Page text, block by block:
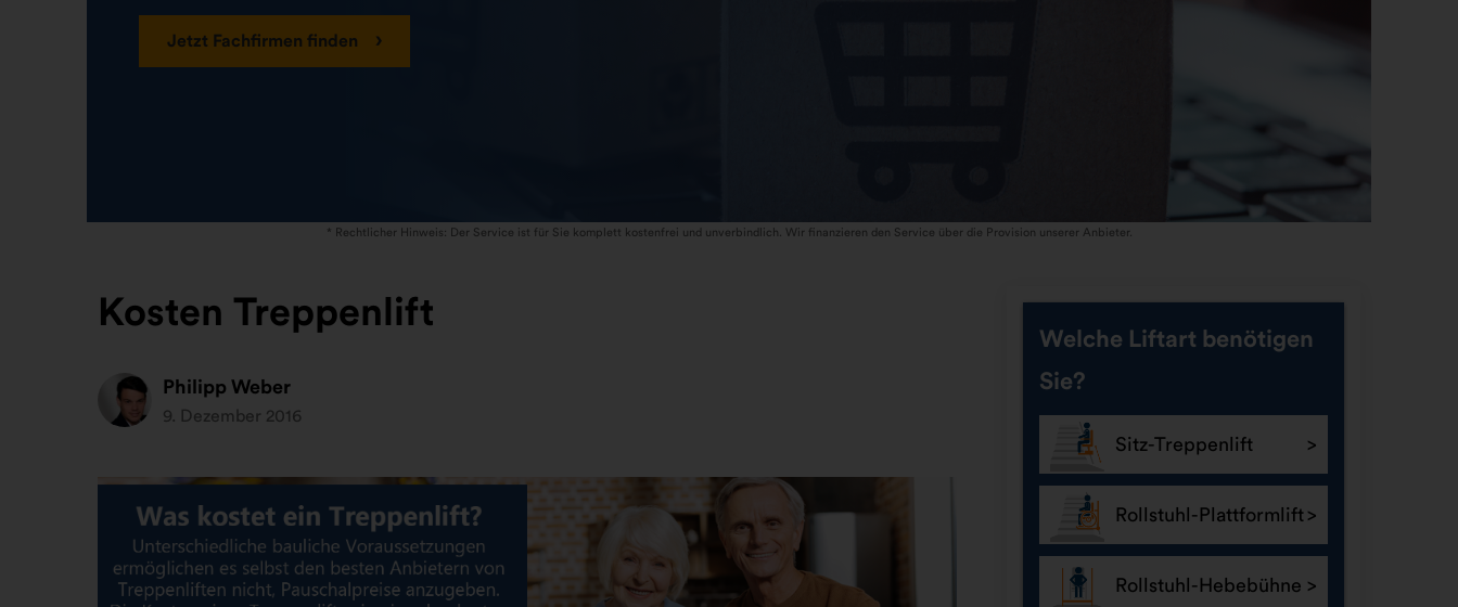
Jetzt Fachfirmen finden
* Rechtlicher Hinweis: Der Service ist für Sie komplett kostenfrei und unverbindlich. Wir finanzieren den Service über die Provision unserer Anbieter.
Kosten Treppenlift
Philipp Weber
9. Dezember 2016
Welche Liftart benötigen
Sie?
Sitz-Treppenlift
Rollstuhl-Plattformlift
Rollstuhl-Hebebühne